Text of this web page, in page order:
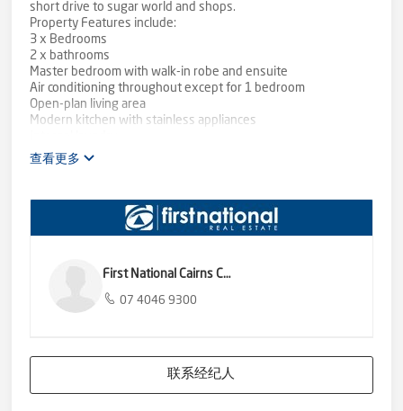
short drive to sugar world and shops.
Property Features include:
3 x Bedrooms
2 x bathrooms
Master bedroom with walk-in robe and ensuite
Air conditioning throughout except for 1 bedroom
Open-plan living area
Modern kitchen with stainless appliances
Single carport and another secure parking space behind the
Fully fenced yard
Tenancy details:
directly to provider (Electricity/Gas/Phone/Internet).
查看更多
First National Cairns Central
07 4046 9300
联系经纪人